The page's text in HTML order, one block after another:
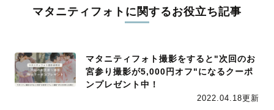
マタニティフォトに関するお役立ち記事
マタニティフォト撮影をすると"次回のお
宮参り撮影が5,000円オフ"になるクーポ
ンプレゼント中！
2022.04.18更新